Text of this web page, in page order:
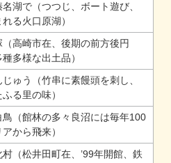
湖で（つつじ、ボート遊び、
る火口原湖）
高崎市在、後期の前方後円
多様な出土品）
ゅう（竹串に素饅頭を刺し、
る里の味）
（館林の多々良沼には毎年100
から飛来）
（松井田町在、’99年開館、鉄